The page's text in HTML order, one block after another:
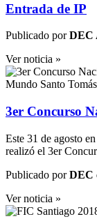
Entrada de IP
Publicado porDEC
Ver noticia »
Mundo Santo Tomás
3er Concurso
Este 31 de agosto
realizó el 3er
Publicado porDEC
Ver noticia »